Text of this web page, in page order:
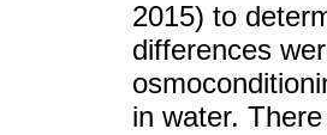
2015) to
differences
in water.